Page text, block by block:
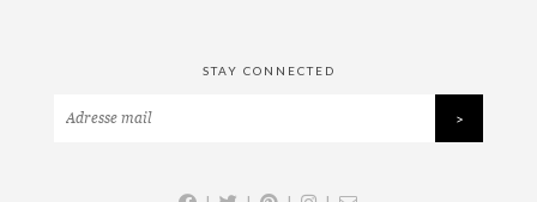
STAY CONNECTED